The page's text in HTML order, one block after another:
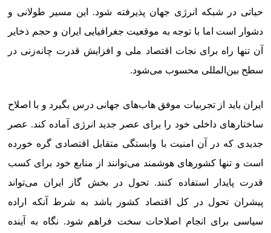
حیاتی در شبکه انرژی جهان پذیرفته شود. این مسیر طولانی و
دشوار است اما با توجه به موقعیت جغرافیایی ایران و حجم ذخایر
آن تنها راه برای نجات اقتصاد ملی و افزایش قدرت چانه‌زنی در
سطح بین‌المللی محسوب می‌شود.
ایران باید از تجربیات موفق هاب‌های جهانی درس بگیرد و با اصلاح
ساختارهای داخلی خود را برای عصر جدید انرژی آماده کند. عصر
جدیدی که در آن امنیت با وابستگی متقابل اقتصادی گره خورده
است و تنها کشورهای هوشمند می‌توانند از منابع خود برای کسب
قدرت پایدار استفاده کنند. تحول در بخش گاز ایران می‌تواند
پیشران تحول در کل اقتصاد کشور باشد به شرط آنکه اراده
سیاسی برای انجام اصلاحات سخت فراهم شود. نگاه به آینده